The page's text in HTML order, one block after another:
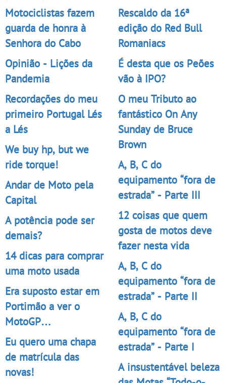
Motociclistas fazem
guarda de honra à
Senhora do Cabo
Opinião - Lições da
Pandemia
Recordações do meu
primeiro Portugal Lés
a Lés
We buy hp, but we
ride torque!
Andar de Moto pela
Capital
A potência pode ser
demais?
14 dicas para comprar
uma moto usada
Era suposto estar em
Portimão a ver o
MotoGP…
Eu quero uma chapa
de matrícula das
novas!
Rescaldo da 16ª
edição do Red Bull
Romaniacs
É desta que os Peões
vão à IPO?
O meu Tributo ao
fantástico On Any
Sunday de Bruce
Brown
A, B, C do
equipamento “fora de
estrada” - Parte III
12 coisas que quem
gosta de motos deve
fazer nesta vida
A, B, C do
equipamento “fora de
estrada” - Parte II
A, B, C do
equipamento “fora de
estrada” - Parte I
A insustentável beleza